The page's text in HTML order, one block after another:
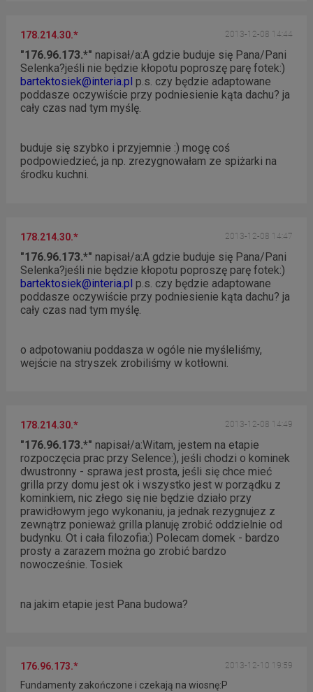
178.214.30.* 2013-12-08 14:44
"176.96.173.*" napisał/a:A gdzie buduje się Pana/Pani
Selenka?jeśli nie będzie kłopotu poproszę parę fotek:)
bartektosiek@interia.pl p.s. czy będzie adaptowane
poddasze oczywiście przy podniesienie kąta dachu? ja
cały czas nad tym myślę.
buduje się szybko i przyjemnie :) mogę coś
podpowiedzieć, ja np. zrezygnowałam ze spiżarki na
środku kuchni.
178.214.30.* 2013-12-08 14:47
"176.96.173.*" napisał/a:A gdzie buduje się Pana/Pani
Selenka?jeśli nie będzie kłopotu poproszę parę fotek:)
bartektosiek@interia.pl p.s. czy będzie adaptowane
poddasze oczywiście przy podniesienie kąta dachu? ja
cały czas nad tym myślę.
o adpotowaniu poddasza w ogóle nie myśleliśmy,
wejście na stryszek zrobiliśmy w kotłowni.
178.214.30.* 2013-12-08 14:49
"176.96.173.*" napisał/a:Witam, jestem na etapie
rozpoczęcia prac przy Selence:), jeśli chodzi o kominek
dwustronny - sprawa jest prosta, jeśli się chce mieć
grilla przy domu jest ok i wszystko jest w porządku z
kominkiem, nic złego się nie będzie działo przy
prawidłowym jego wykonaniu, ja jednak rezygnujez z
zewnątrz ponieważ grilla planuję zrobić oddzielnie od
budynku. Ot i cała filozofia:) Polecam domek - bardzo
prosty a zarazem można go zrobić bardzo
nowocześnie. Tosiek
na jakim etapie jest Pana budowa?
176.96.173.* 2013-12-10 19:59
Fundamenty zakończone i czekają na wiosnę:P